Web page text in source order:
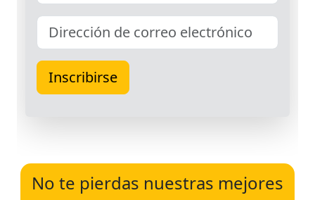
No te pierdas nuestras mejores